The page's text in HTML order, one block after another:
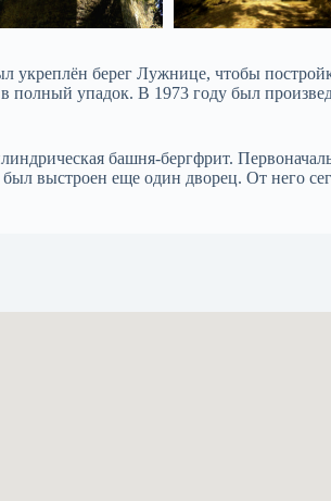
берег Лужнице, чтобы
упадок. В 1973 году был
башня-бергфрит.
выстроен еще один дворец. От него